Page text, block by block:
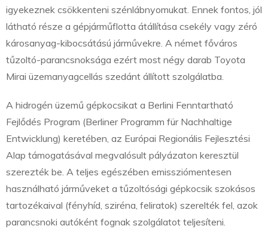
igyekeznek csökkenteni szénlábnyomukat. Ennek fontos, jól
látható része a gépjárműflotta átállítása csekély vagy zéró
károsanyag-kibocsátású járművekre. A német főváros
tűzoltó-parancsnoksága ezért most négy darab Toyota
Mirai üzemanyagcellás szedánt állított szolgálatba.
A hidrogén üzemű gépkocsikat a Berlini Fenntartható
Fejlődés Program (Berliner Programm für Nachhaltige
Entwicklung) keretében, az Európai Regionális Fejlesztési
Alap támogatásával megvalósult pályázaton keresztül
szerezték be. A teljes egészében emissziómentesen
használható járműveket a tűzoltósági gépkocsik szokásos
tartozékaival (fényhíd, sziréna, feliratok) szerelték fel, azok
parancsnoki autóként fognak szolgálatot teljesíteni.